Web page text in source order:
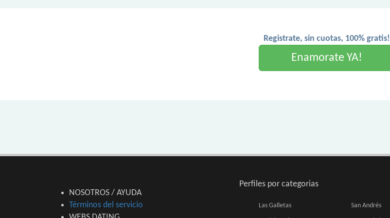
Registrate, sin cuotas, 100% gratis!
Enamorate YA!
NOSOTROS / AYUDA
Términos del servicio
Perfiles por categorias
Las Galletas San Andrés